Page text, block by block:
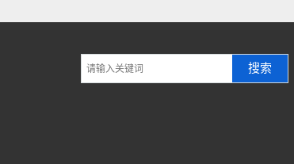
搜索